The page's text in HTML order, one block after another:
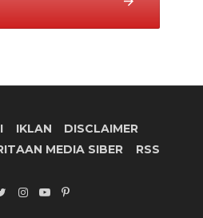
IKLAN
DISCLAIMER
MEDIA SIBER
RSS